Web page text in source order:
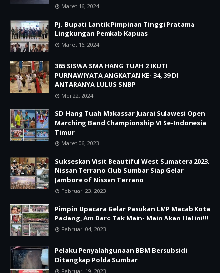
Maret 16, 2024
Pj. Bupati Lantik Pimpinan Tinggi Pratama
Lingkungan Pemkab Kapuas
Maret 16, 2024
365 SISWA SMA HANG TUAH 2 IKUTI
PURNAWIYATA ANGKATAN KE- 34, 39 DI
ANTARANYA LULUS SNBP
Mei 22, 2024
SD Hang Tuah Makassar Juarai Sulawesi Open
Marching Band Championship VI Se-Indonesia
Timur
Maret 06, 2023
Sukseskan Visit Beautiful West Sumatera 2023,
Nissan Terrano Club Sumbar Siap Gelar
Jambore of Nissan Terrano
Februari 23, 2023
Pimpin Upacara Gelar Pasukan LMP Macab Kota
Padang, Am Baro Tak Main- Main Akan Hal ini!!!
Februari 04, 2023
Pelaku Penyalahgunaan BBM Bersubsidi
Ditangkap Polda Sumbar
Februari 19, 2023